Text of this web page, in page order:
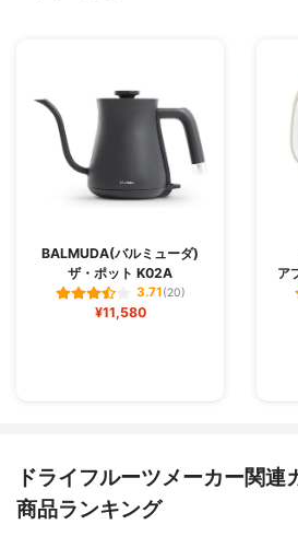
BALMUDA(バルミューダ)
ザ・ポット K02A
3.71(20)
¥11,580
ア
ドライフルーツメーカー関連
商品ランキング